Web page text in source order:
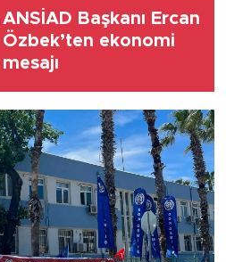
ANSİAD Başkanı Ercan
Özbek’ten ekonomi
mesajı